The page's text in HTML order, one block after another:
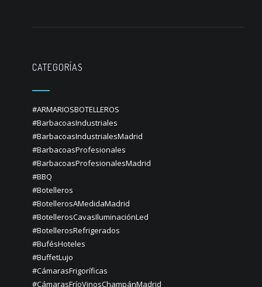
CATEGORÍAS
#ARMARIOSBOTELLEROS
#BarbacoasIndustriales
#BarbacoasIndustrialesMadrid
#BarbacoasProfesionales
#BarbacoasProfesionalesMadrid
#BBQ
#Botelleros
#BotellerosAMedidaMadrid
#BotellerosCavasIluminaciónLed
#BotellerosRefrigerados
#BufésHoteles
#BuffetLujo
#CámarasFrigoríficas
#CámarasFríoVinosChampánMadrid